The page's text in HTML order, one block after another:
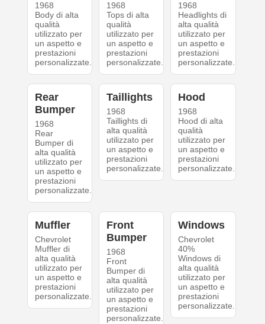
1968
Body di alta
qualità
utilizzato per
un aspetto e
prestazioni
personalizzate.
1968
Tops di alta
qualità
utilizzato per
un aspetto e
prestazioni
personalizzate.
1968
Headlights di
alta qualità
utilizzato per
un aspetto e
prestazioni
personalizzate.
Rear
Bumper
1968
Rear
Bumper di
alta qualità
utilizzato per
un aspetto e
prestazioni
personalizzate.
Taillights
1968
Taillights di
alta qualità
utilizzato per
un aspetto e
prestazioni
personalizzate.
Hood
1968
Hood di alta
qualità
utilizzato per
un aspetto e
prestazioni
personalizzate.
Muffler
Chevrolet
Muffler di
alta qualità
utilizzato per
un aspetto e
prestazioni
personalizzate.
Front
Bumper
1968
Front
Bumper di
alta qualità
utilizzato per
un aspetto e
prestazioni
personalizzate.
Windows
Chevrolet
40%
Windows di
alta qualità
utilizzato per
un aspetto e
prestazioni
personalizzate.